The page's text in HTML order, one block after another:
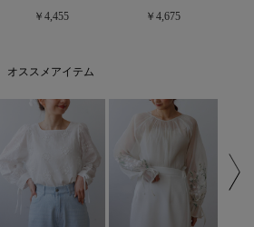
￥4,455 ￥4,675
オススメアイテム